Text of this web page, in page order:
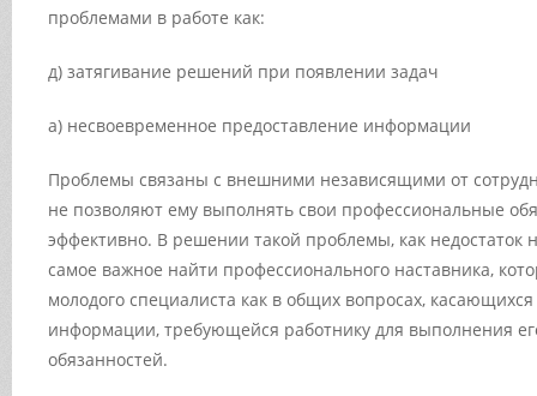
проблемами в работе как:
д) затягивание решений при появлении задач
а) несвоевременное предоставление информации
Проблемы связаны с внешними независящими от
не позволяют ему выполнять свои профессиональные
эффективно. В решении такой проблемы, как
самое важное найти профессионального наставника,
молодого специалиста как в общих вопросах,
информации, требующейся работнику для выполнения
обязанностей.